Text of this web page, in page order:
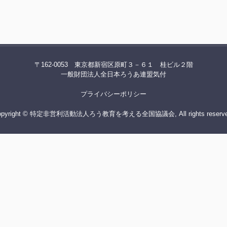
〒162-0053 東京都新宿区原町３－６１ 桂ビル２階
一般財団法人全日本ろうあ連盟気付
プライバシーポリシー
© 特定非営利活動法人ろう教育を考える全国協議会, All rights